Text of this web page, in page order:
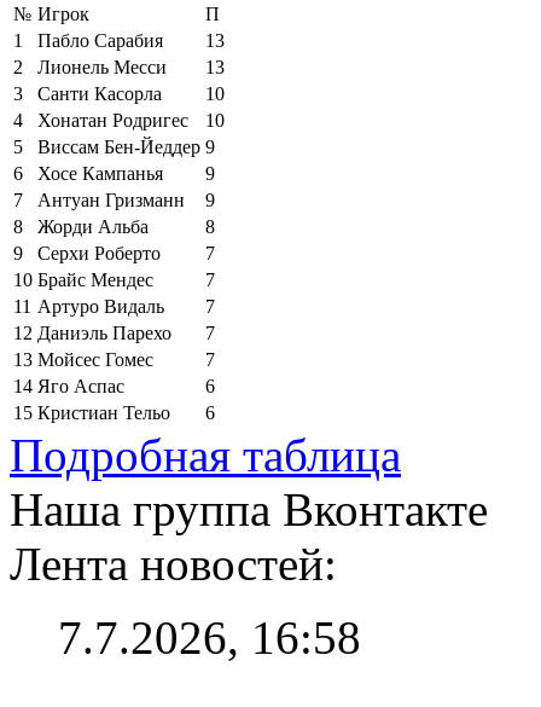
№ Игрок
П
1
Пабло Сарабия
13
2
Лионель Месси
13
3
Санти Касорла
10
4
Хонатан Родригес
10
5
Виссам Бен-Йеддер 9
6
Хосе Кампанья
9
7
Антуан Гризманн
9
8
Жорди Альба
8
9
Серхи Роберто
7
10 Брайс Мендес
7
11 Артуро Видаль
7
12 Даниэль Парехо
7
13 Мойсес Гомес
7
14 Яго Аспас
6
15 Кристиан Тельо 6
Подробная таблица
Наша группа Вконтакте
Лента новостей:
7.7.2026, 16:58